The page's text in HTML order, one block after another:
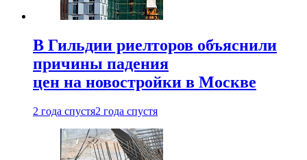
В Гильдии риелторов объяснили
причины падения
цен на новостройки в Москве
2 года спустя2 года спустя